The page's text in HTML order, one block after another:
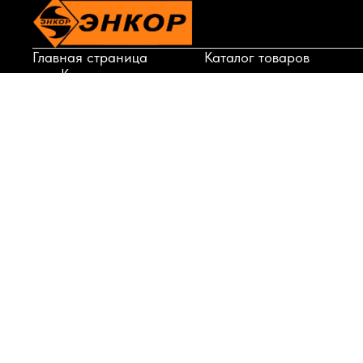
Главная страница Каталог товаров
Корзина